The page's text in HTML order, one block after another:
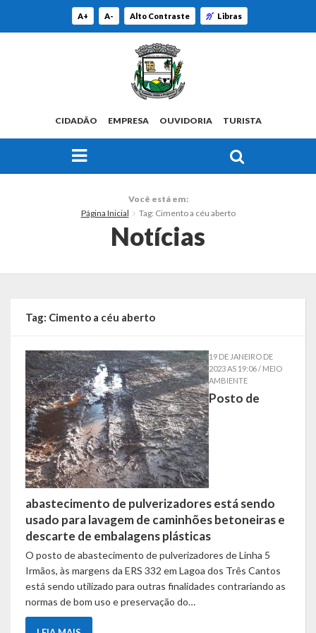
A+ A- Alto Contraste Libras
CIDADÃO EMPRESA OUVIDORIA TURISTA
Estatísticas
Governo
Administração
Ex-Administradores
Secretarias
Administração, Fazenda e Planejamento
Desenvolvimento Econômico
Desenvolvimento Social
Educação, Cultura, Turismo, Desporto e Lazer
Obras, Serviços Urbanos e Trânsito
Você está em:
Página Inicial
Tag: Cimento a céu aberto
Notícias
Tag: Cimento a céu aberto
19 DE JANEIRO DE
2023 AS 19:06 / MEIO
AMBIENTE
Posto de
abastecimento de pulverizadores está sendo
usado para lavagem de caminhões betoneiras e
descarte de embalagens plásticas
O posto de abastecimento de pulverizadores de Linha 5
Irmãos, às margens da ERS 332 em Lagoa dos Três Cantos
está sendo utilizado para outras finalidades contrariando as
normas de bom uso e preservação do…